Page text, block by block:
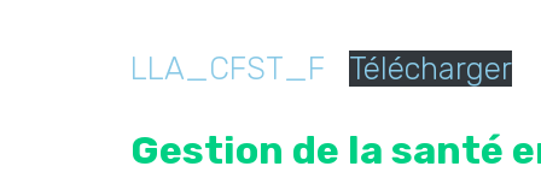
LLA_CFST_F Télécharger
Gestion de la santé